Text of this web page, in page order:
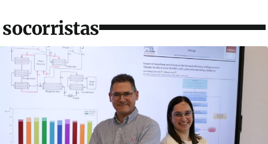
socorristas